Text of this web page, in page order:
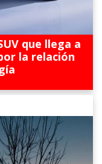
que llega a
la relación